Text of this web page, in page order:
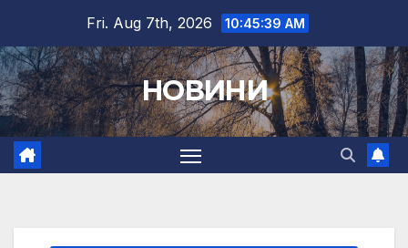
content
Fri. Aug 7th, 2026 10:45:40 AM
НОВИНИ